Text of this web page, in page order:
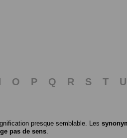
O P Q R S T U
presque semblable. Les
pas de sens